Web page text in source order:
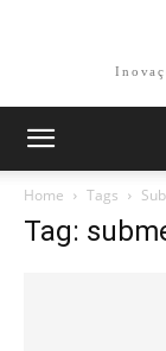
Home Tags
Tag: